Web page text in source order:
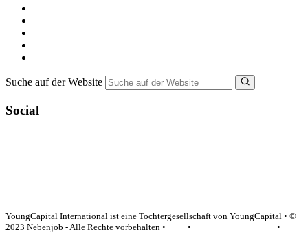
Suche auf der Website
Social
YoungCapital International ist eine Tochtergesellschaft von YoungCapital • ©
2023 Nebenjob - Alle Rechte vorbehalten •
•
•